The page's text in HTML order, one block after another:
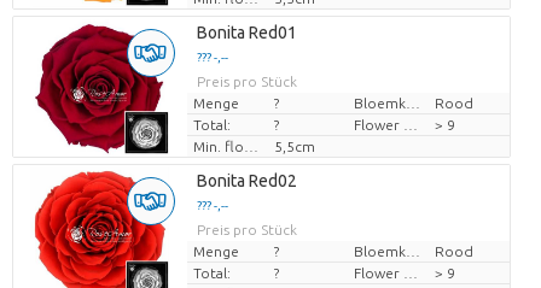
Bonita Red01
??? -,--
Preis pro Stück
Menge
?
Rood
Total:
?
> 9
5,5cm
Bonita Red02
??? -,--
Preis pro Stück
Menge
?
Rood
Total:
?
> 9